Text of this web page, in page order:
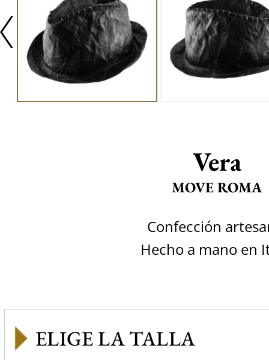
Vera
MOVE ROMA
Confección
Hecho a mano en